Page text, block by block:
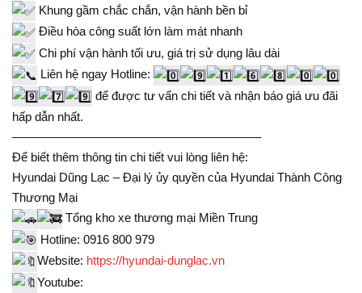
Khung gầm chắc chắn, vận hành bền bỉ
Điều hòa công suất lớn làm mát nhanh
Chi phí vận hành tối ưu, giá trị sử dụng lâu dài
Liên hệ ngay Hotline:
để được tư vấn chi tiết và nhận báo giá ưu đãi
hấp dẫn nhất.
————————————————————–
Để biết thêm thông tin chi tiết vui lòng liên hệ:
Hyundai Dũng Lạc – Đại lý ủy quyền của Hyundai Thành Công
Thương Mại
Tổng kho xe thương mại Miền Trung
Hotline: 0916 800 979
Website: https://hyundai-dunglac.vn
Youtube: